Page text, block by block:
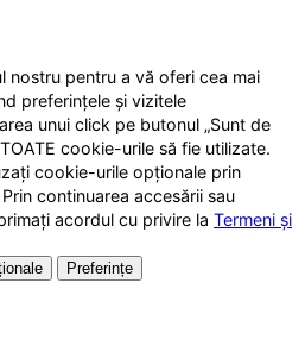
nostru pentru a vă oferi cea mai
preferințele și vizitele
unui click pe butonul „Sunt de
cookie-urile să fie utilizate.
cookie-urile opționale prin
continuarea accesării sau
acordul cu privire la Termeni și
Preferințe